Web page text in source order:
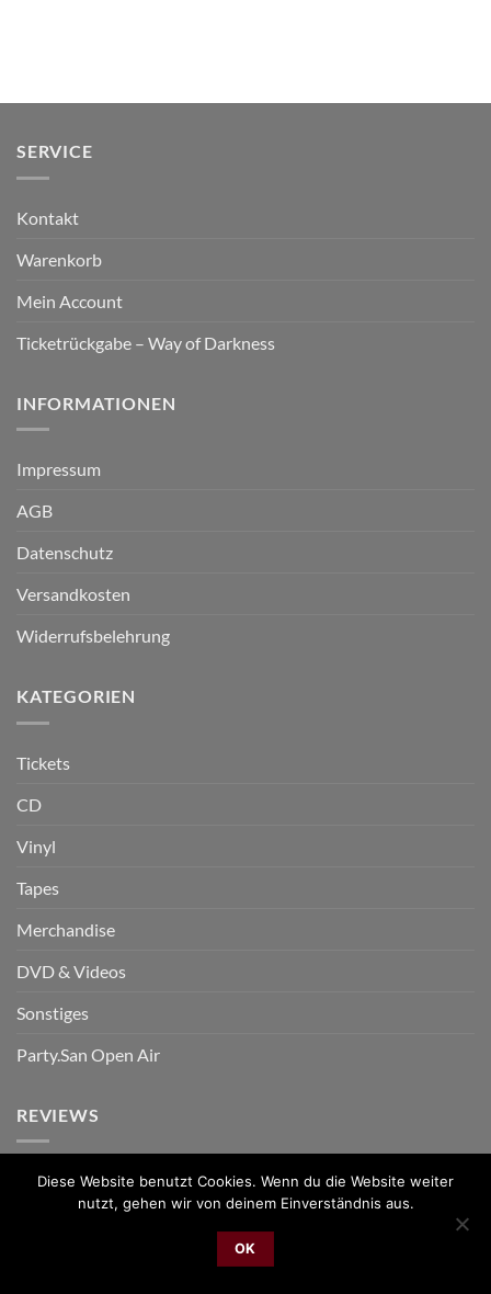
SERVICE
Kontakt
Warenkorb
Mein Account
Ticketrückgabe – Way of Darkness
INFORMATIONEN
Impressum
AGB
Datenschutz
Versandkosten
Widerrufsbelehrung
KATEGORIEN
Tickets
CD
Vinyl
Tapes
Merchandise
DVD & Videos
Sonstiges
Party.San Open Air
REVIEWS
Schnell. Zuverlässig. Klasse.
Diese Website benutzt Cookies. Wenn du die Website weiter
nutzt, gehen wir von deinem Einverständnis aus.
OK